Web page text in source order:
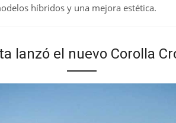
híbridos y una mejora estética.
lanzó el nuevo Corolla